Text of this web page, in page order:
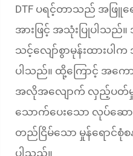
DTF ပရင့်တာသည် အဖြူ
အားဖြင့် အသုံးပြုပါသည်
သင့်လျော်စွာမုန်းထားပါ
ပါသည်။ ထို့ကြောင့် အကော
အလိုအလျောက် လှည့်ပတ်မှုနှ
သောက်ပေးသော လုပ်ဆောင်
တည်ငြိမ်သော မှုန်ရောင်
ပါသည်။